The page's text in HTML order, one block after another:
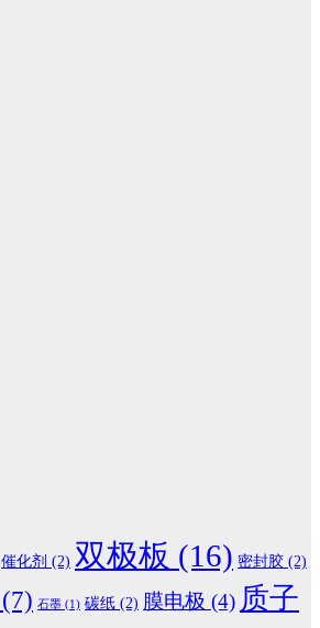
催化剂 (2) 双极板 (16) 密封胶 (2)
(7) 石墨 (1) 碳纸 (2) 膜电极 (4) 质子